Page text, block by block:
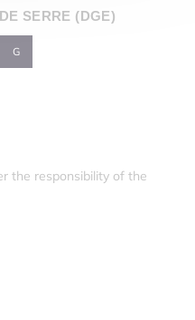
SERRE (DGE)
G
the responsibility of the